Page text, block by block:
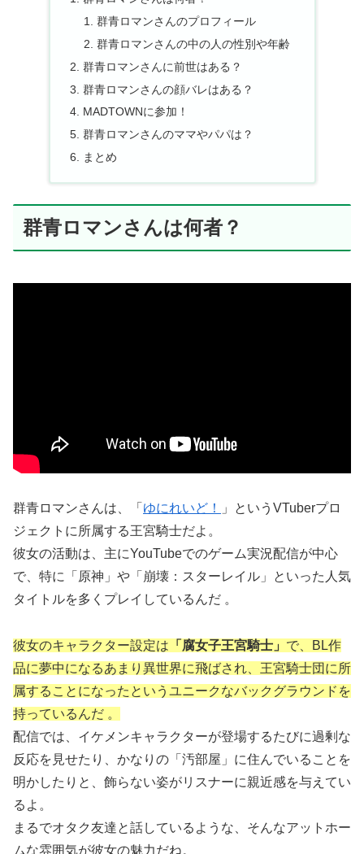
群青ロマンさんのプロフィール
群青ロマンさんの中の人の性別や年齢
群青ロマンさんに前世はある？
群青ロマンさんの顔バレはある？
MADTOWNに参加！
群青ロマンさんのママやパパは？
まとめ
群青ロマンさんは何者？
群青ロマンさんは、「 ゆにれいど！
」というVTuberプロ
ジェクトに所属する王宮騎士だよ。
彼女の活動は、主にYouTubeでのゲーム実況配信が中心
で、特に「原神」や「崩壊：スターレイル」といった人気
タイトルを多くプレイしているんだ 。
彼女のキャラクター設定は 「腐女子王宮騎士」 で、BL作
品に夢中になるあまり異世界に飛ばされ、王宮騎士団に所
属することになったというユニークなバックグラウンドを
持っているんだ 。
配信では、イケメンキャラクターが登場するたびに過剰な
反応を見せたり、かなりの「汚部屋」に住んでいることを
明かしたりと、飾らない姿がリスナーに親近感を与えてい
るよ。
まるでオタク友達と話しているような、そんなアットホー
ムな雰囲気が彼女の魅力だね。